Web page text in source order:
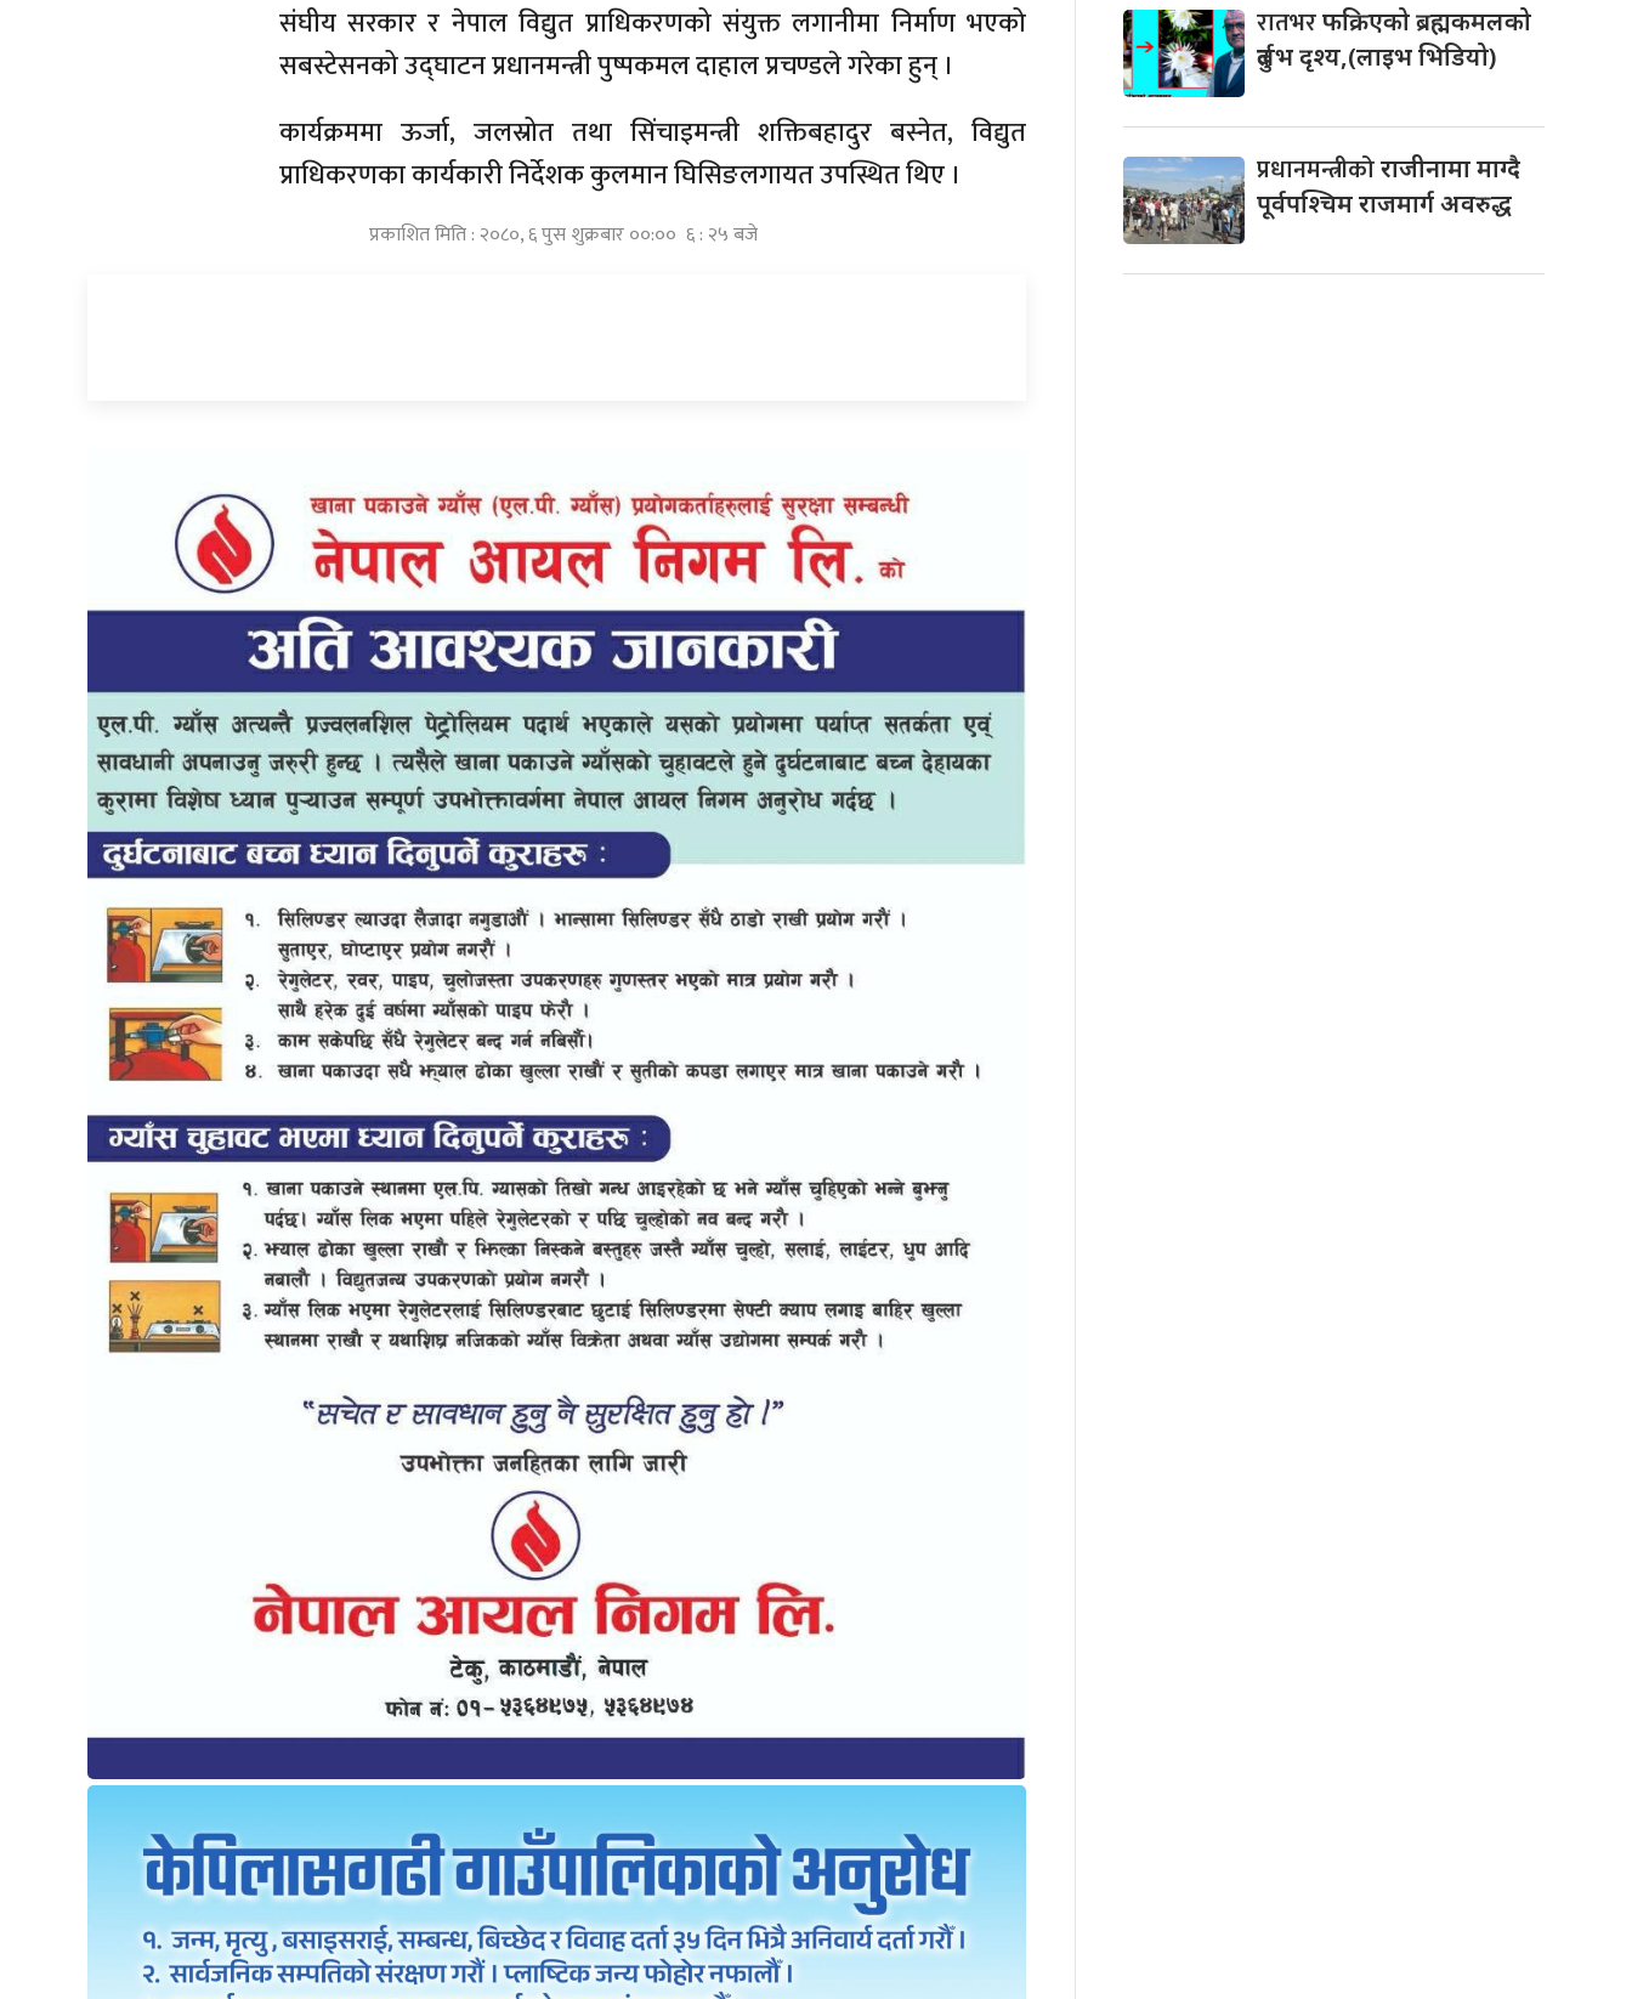
संघीय सरकार र नेपाल विद्युत प्राधिकरणको संयुक्त लगानीमा निर्माण भएको
सबस्टेसनको उद्घाटन प्रधानमन्त्री पुष्पकमल दाहाल प्रचण्डले गरेका हुन् ।
कार्यक्रममा ऊर्जा, जलस्रोत तथा सिंचाइमन्त्री शक्तिबहादुर बस्नेत, विद्युत
प्राधिकरणका कार्यकारी निर्देशक कुलमान घिसिङलगायत उपस्थित थिए ।
प्रकाशित मिति : २०८०, ६ पुस शुक्रबार ००:०० ६ : २५ बजे
रातभरफक्रिएको ब्रह्मकमलको
दुर्लभ दृश्य,(लाइभ भिडियो)
प्रधानमन्त्रीकोराजीनामा माग्दै
पूर्वपश्चिम राजमार्ग अवरुद्ध